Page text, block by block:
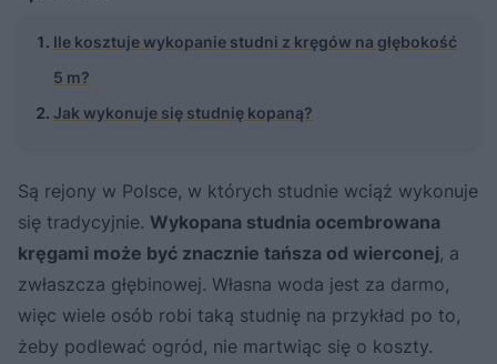
Ile kosztuje wykopanie studni z kręgów na głębokość
5 m?
Jak wykonuje się studnię kopaną?
Są rejony w Polsce, w których studnie wciąż wykonuje
się tradycyjnie. Wykopana studnia ocembrowana
kręgami może być znacznie tańsza od wierconej, a
zwłaszcza głębinowej. Własna woda jest za darmo,
więc wiele osób robi taką studnię na przykład po to,
żeby podlewać ogród, nie martwiąc się o koszty.